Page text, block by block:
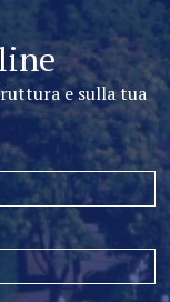
e sulla tua